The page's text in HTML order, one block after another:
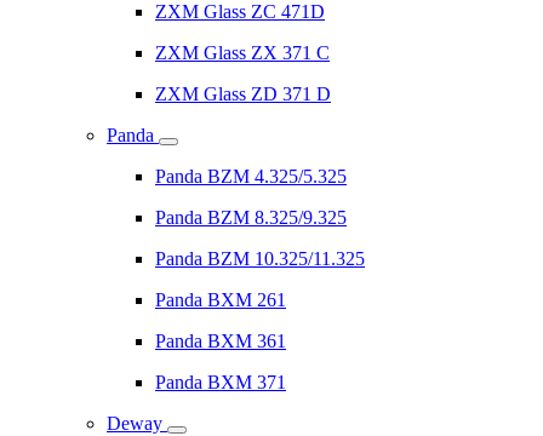
ZXM Glass ZC 471D
ZXM Glass ZX 371 C
ZXM Glass ZD 371 D
Panda
Panda BZM 4.325/5.325
Panda BZM 8.325/9.325
Panda BZM 10.325/11.325
Panda BXM 261
Panda BXM 361
Panda BXM 371
Deway